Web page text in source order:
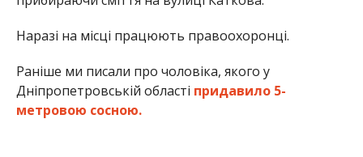
Наразі на місці працюють правоохоронці.
Раніше ми писали про чоловіка, якого у
Дніпропетровській області придавило 5-
метровою сосною.